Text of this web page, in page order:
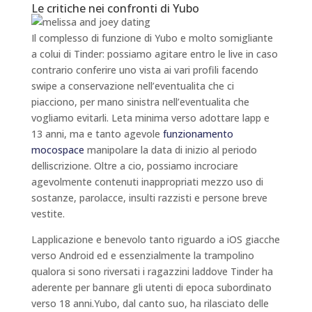
Le critiche nei confronti di Yubo
Il complesso di funzione di Yubo e molto somigliante
a colui di Tinder: possiamo agitare entro le live in caso
contrario conferire uno vista ai vari profili facendo
swipe a conservazione nell’eventualita che ci
piacciono, per mano sinistra nell’eventualita che
vogliamo evitarli. Leta minima verso adottare lapp e
13 anni, ma e tanto agevole funzionamento
mocospace manipolare la data di inizio al periodo
delliscrizione. Oltre a cio, possiamo incrociare
agevolmente contenuti inappropriati mezzo uso di
sostanze, parolacce, insulti razzisti e persone breve
vestite.
Lapplicazione e benevolo tanto riguardo a iOS giacche
verso Android ed e essenzialmente la trampolino
qualora si sono riversati i ragazzini laddove Tinder ha
aderente per bannare gli utenti di epoca subordinato
verso 18 anni.Yubo, dal canto suo, ha rilasciato delle